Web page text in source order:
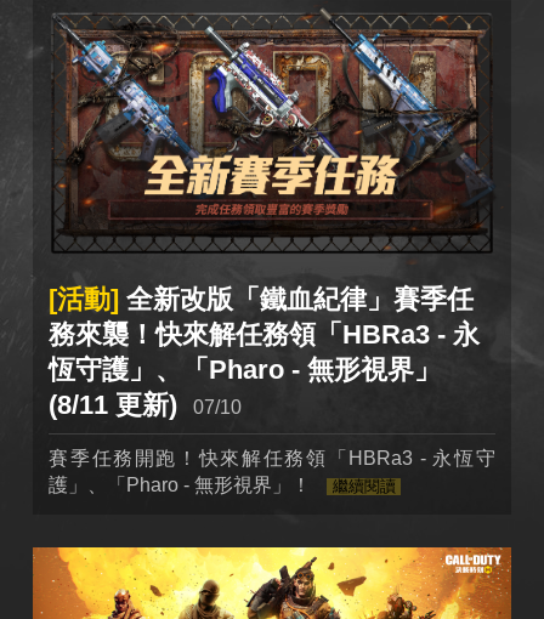
[活動] 全新改版「鐵血紀律」賽季任
務來襲！快來解任務領「HBRa3 - 永
恆守護」、「Pharo - 無形視界」
(8/11 更新)
07/10
賽季任務開跑！快來解任務領「HBRa3 - 永恆守
護」、「Pharo - 無形視界」！
繼續閱讀